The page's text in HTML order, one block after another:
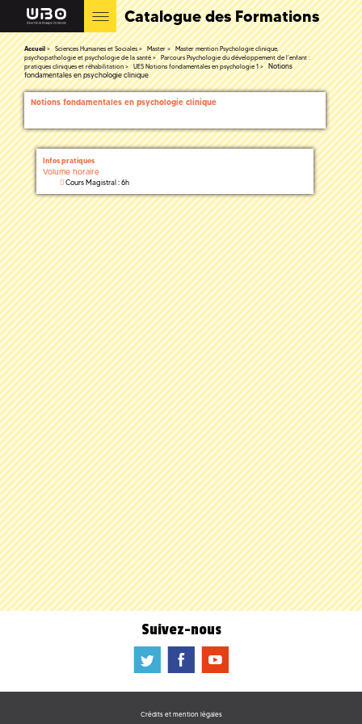
Catalogue des Formations
Accueil Sciences Humaines et Sociales Master
Master mention Psychologie clinique,
psychopathologie et psychologie de la santé
Parcours Psychologie du développement de l’enfant :
pratiques cliniques et réhabilitation
UE5 Notions fondamentales en psychologie 1
Notions
fondamentales en psychologie clinique
Notions fondamentales en psychologie clinique
Infos pratiques
Volume horaire
Cours Magistral : 6h
Suivez-nous
a b f
Crédits et mention légales